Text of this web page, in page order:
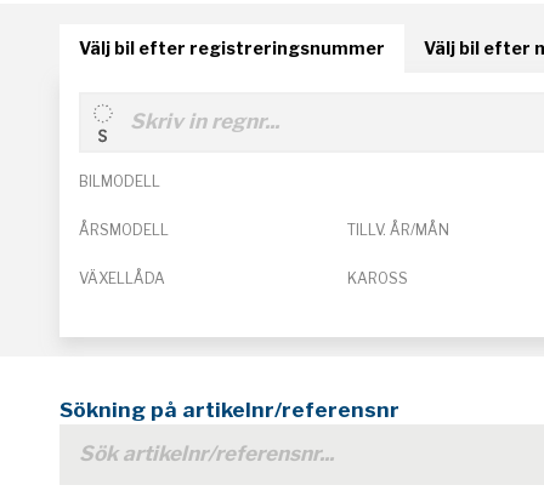
Välj bil efter registreringsnummer Välj bil efter
BILMODELL
ÅRSMODELL TILLV. ÅR/MÅN
VÄXELLÅDA KAROSS
Sökning på artikelnr/referensnr